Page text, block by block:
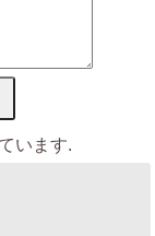
います.